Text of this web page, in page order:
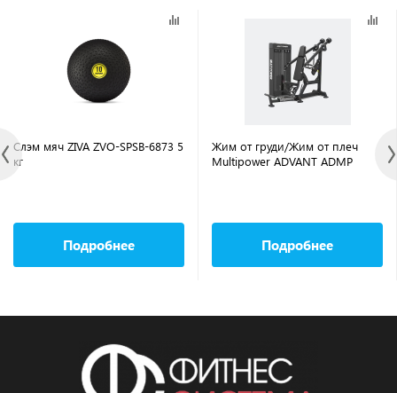
Слэм мяч ZIVA ZVO-SPSB-6873 5
кг
Подробнее
Жим от груди/Жим от плеч
Multipower ADVANT ADMP
Подробнее